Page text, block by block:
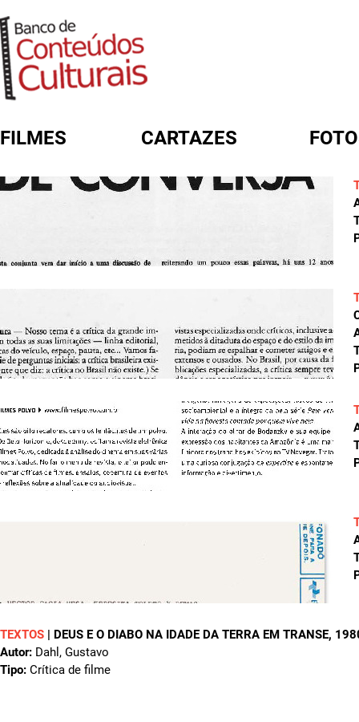
FILMES CARTAZES
TEXTOS | DEUS E O DIABO NA IDADE DA TERRA EM TRANSE,
Autor: Dahl, Gustavo
Tipo: Crítica de filme
FORMULÁRIO DE BUSCA